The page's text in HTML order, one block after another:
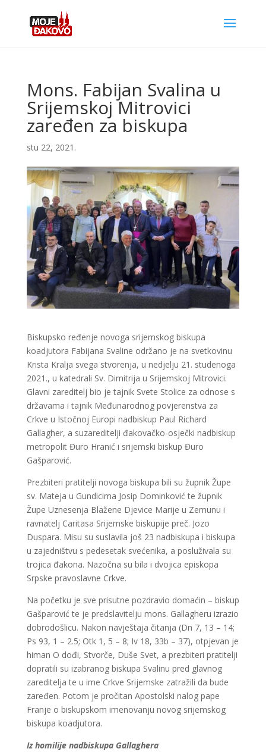
Mons. Fabijan Svalina u
Srijemskoj Mitrovici
zaređen za biskupa
stu 22, 2021.
Biskupsko ređenje novoga srijemskog biskupa
koadjutora Fabijana Svaline održano je na svetkovinu
Krista Kralja svega stvorenja, u nedjelju 21. studenoga
2021., u katedrali Sv. Dimitrija u Srijemskoj Mitrovici.
Glavni zareditelj bio je tajnik Svete Stolice za odnose s
državama i tajnik Međunarodnog povjerenstva za
Crkve u Istočnoj Europi nadbiskup Paul Richard
Gallagher, a suzareditelji đakovačko-osječki nadbiskup
metropolit Đuro Hranić i srijemski biskup Đuro
Gašparović.
Prezbiteri pratitelji novoga biskupa bili su župnik Župe
sv. Mateja u Gundicima Josip Dominković te župnik
Župe Uznesenja Blažene Djevice Marije u Zemunu i
ravnatelj Caritasa Srijemske biskupije preč. Jozo
Duspara. Misu su suslavila još 23 nadbiskupa i biskupa
u zajedništvu s pedesetak svećenika, a posluživala su
trojica đakona. Nazočna su bila i dvojica episkopa
Srpske pravoslavne Crkve.
Na početku je sve prisutne pozdravio domaćin – biskup
Gašparović te je predslavitelju mons. Gallagheru izrazio
dobrodošlicu. Nakon navještaja čitanja (Dn 7, 13 – 14;
Ps 93, 1 – 2.5; Otk 1, 5 – 8; Iv 18, 33b – 37), otpjevan je
himan O dođi, Stvorče, Duše Svet, a prezbiteri pratitelji
dopratili su izabranog biskupa Svalinu pred glavnog
zareditelja te u ime Crkve Srijemske zatražili da bude
zaređen. Potom je pročitan Apostolski nalog pape
Franje o biskupskom imenovanju novog srijemskog
biskupa koadjutora.
Iz homilije nadbiskupa Gallaghera